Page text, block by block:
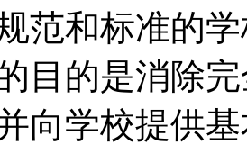
范和标准的
目的是消除
向学校提供